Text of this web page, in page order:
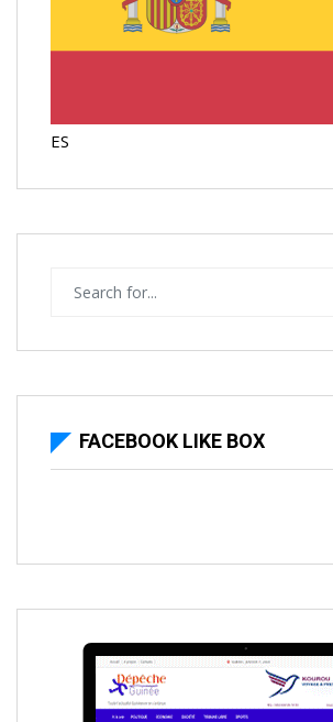
ES
FACEBOOK LIKE BOX